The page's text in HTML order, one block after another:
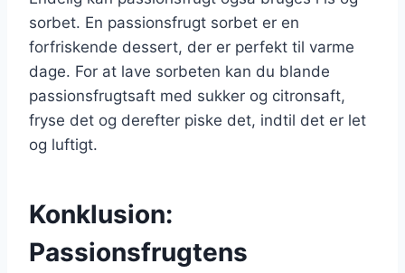
sorbet. En passionsfrugt sorbet er en
forfriskende dessert, der er perfekt til varme
dage. For at lave sorbeten kan du blande
passionsfrugtsaft med sukker og citronsaft,
fryse det og derefter piske det, indtil det er let
og luftigt.
Konklusion:
Passionsfrugtens